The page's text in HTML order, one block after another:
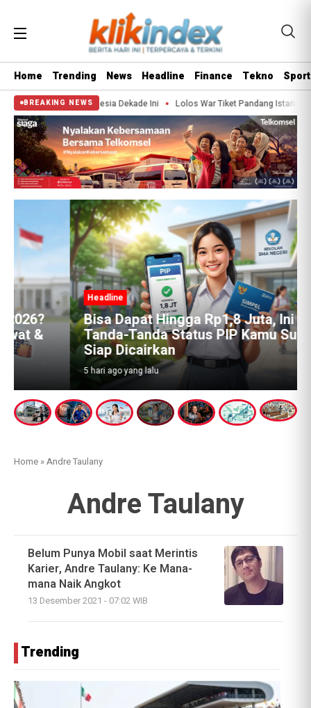
Home Trending News Headline Finance Tekno Sport
BREAKING NEWS
Indonesia Dekade Ini Lolos War Tiket Pandang Istana 2026? Segini
Headline
Bisa Dapat Hingga Rp1,8 Juta, Ini
Tanda-Tanda Status PIP Kamu Sudah
Siap Dicairkan
5 hari ago yang lalu
Home »Andre Taulany
Andre Taulany
Belum Punya Mobil saat Merintis
Karier, Andre Taulany: Ke Mana-
mana Naik Angkot
13 Desember 2021 - 07:02 WIB
Trending